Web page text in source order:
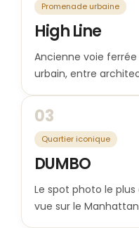
Promenade urbaine
High Line
Ancienne voie
urbain, entre
03
Quartier iconique
DUMBO
Le spot photo le
vue sur le Manhattan